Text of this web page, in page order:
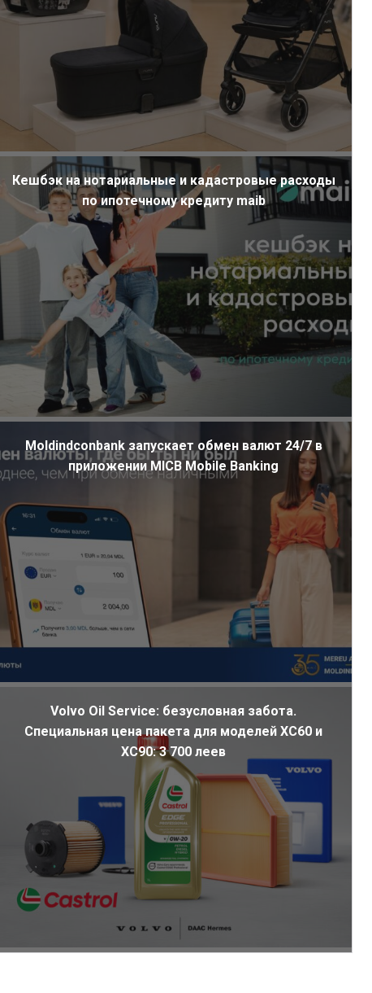
Кешбэк на нотариальные и кадастровые расходы
по ипотечному кредиту maib
Moldindconbank запускает обмен валют 24/7 в
приложении MICB Mobile Banking
Volvo Oil Service: безусловная забота.
Специальная цена пакета для моделей XC60 и
XC90: 3 700 леев